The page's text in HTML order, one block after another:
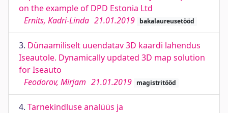
on the example of DPD Estonia Ltd
Ernits, Kadri-Linda 21.01.2019 bakalaureusetööd
3. Dünaamiliselt uuendatav 3D kaardi lahendus
Iseautole. Dynamically updated 3D map solution
for Iseauto
Feodorov, Mirjam 21.01.2019 magistritööd
4. Tarnekindluse analüüs ja